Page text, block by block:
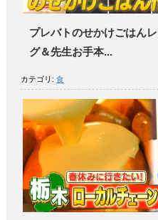
プレバトのせかけごはん
グ＆先生お手本...
カテゴリ: 食